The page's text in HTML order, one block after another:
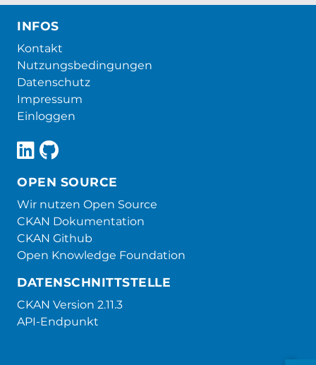
INFOS
Kontakt
Nutzungsbedingungen
Datenschutz
Impressum
Einloggen
OPEN SOURCE
Wir nutzen Open Source
CKAN Dokumentation
CKAN Github
Open Knowledge Foundation
DATENSCHNITTSTELLE
CKAN Version 2.11.3
API-Endpunkt